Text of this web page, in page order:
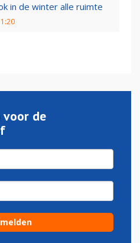
in de winter alle ruimte
voor de